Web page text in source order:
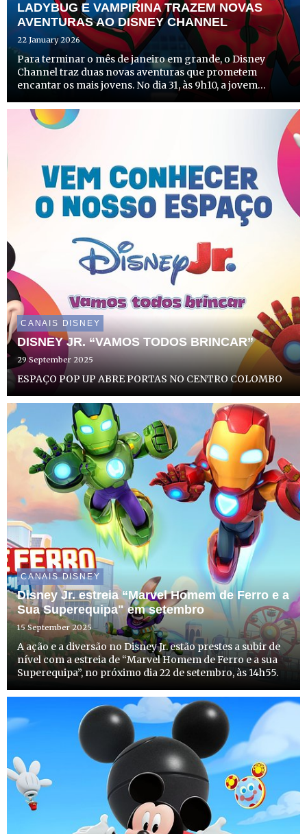
LADYBUG E VAMPIRINA TRAZEM NOVAS
AVENTURAS AO DISNEY CHANNEL
22 January 2026
Para terminar o mês de janeiro em grande, o Disney
Channel traz duas novas aventuras que prometem
encantar os mais jovens. No dia 31, às 9h10, a jovem
internacional em “Miraculous World: As Aventuras de
Ladybug em Tóquio, S...
CANAIS DISNEY
DISNEY JR. “VAMOS TODOS BRINCAR”
29 September 2025
ESPAÇO POP UP ABRE PORTAS NO CENTRO COLOMBO
CANAIS DISNEY
Disney Jr. estreia “Marvel Homem de Ferro e a
Sua Superequipa" em setembro
15 September 2025
A ação e a diversão no Disney Jr. estão prestes a subir de
nível com a estreia de “Marvel Homem de Ferro e a sua
Superequipa”, no próximo dia 22 de setembro, às 14h55.